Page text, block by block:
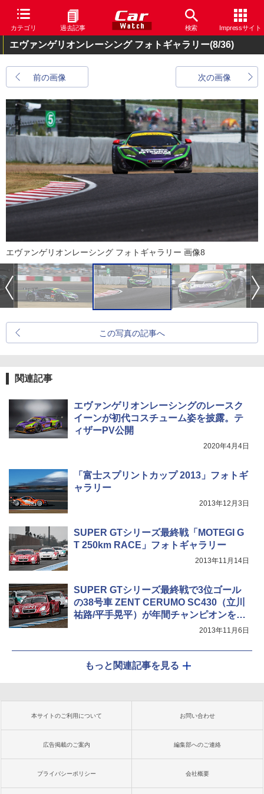
カテゴリ 過去記事 検索 Impressサイト
エヴァンゲリオンレーシング フォトギャラリー(8/36)
前の画像 次の画像
エヴァンゲリオンレーシング フォトギャラリー 画像8
この写真の記事へ
関連記事
エヴァンゲリオンレーシングのレースク
イーンが初代コスチューム姿を披露。テ
ィザーPV公開
2020年4月4日
「富士スプリントカップ 2013」フォトギ
ャラリー
2013年12月3日
SUPER GTシリーズ最終戦「MOTEGI G
T 250km RACE」フォトギャラリー
2013年11月14日
SUPER GTシリーズ最終戦で3位ゴール
の38号車 ZENT CERUMO SC430（立川
祐路/平手晃平）が年間チャンピオンを獲
2013年11月6日
もっと関連記事を見る
本サイトのご利用について お問い合わせ
広告掲載のご案内 編集部へのご連絡
プライバシーポリシー 会社概要